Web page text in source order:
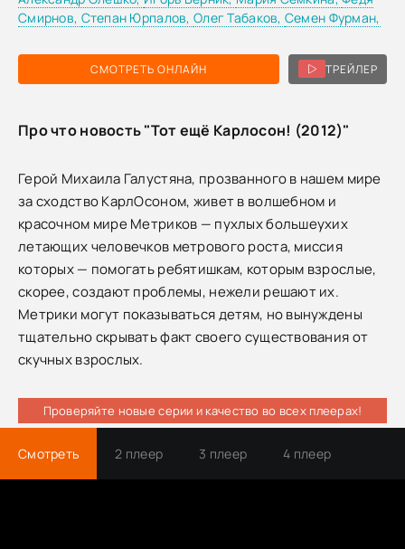
СМОТРЕТЬ ОНЛАЙН ТРЕЙЛЕР
Смирнов, Степан Юрпалов,Олег Табаков, Семен Фурман,
Про что новость "Тот ещё Карлосон! (2012)"
Герой Михаила Галустяна, прозванного в нашем мире
за сходство КарлОсоном, живет в волшебном и
красочном мире Метриков — пухлых большеухих
летающих человечков метрового роста, миссия
которых — помогать ребятишкам, которым взрослые,
скорее, создают проблемы, нежели решают их.
Метрики могут показываться детям, но вынуждены
тщательно скрывать факт своего существования от
скучных взрослых.
Проверяйте новые серии и качество во всех плеерах!
Смотреть 2 плеер 3 плеер 4 плеер